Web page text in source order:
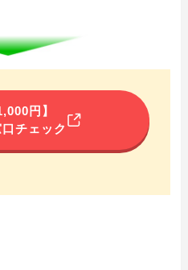
円】
チェック